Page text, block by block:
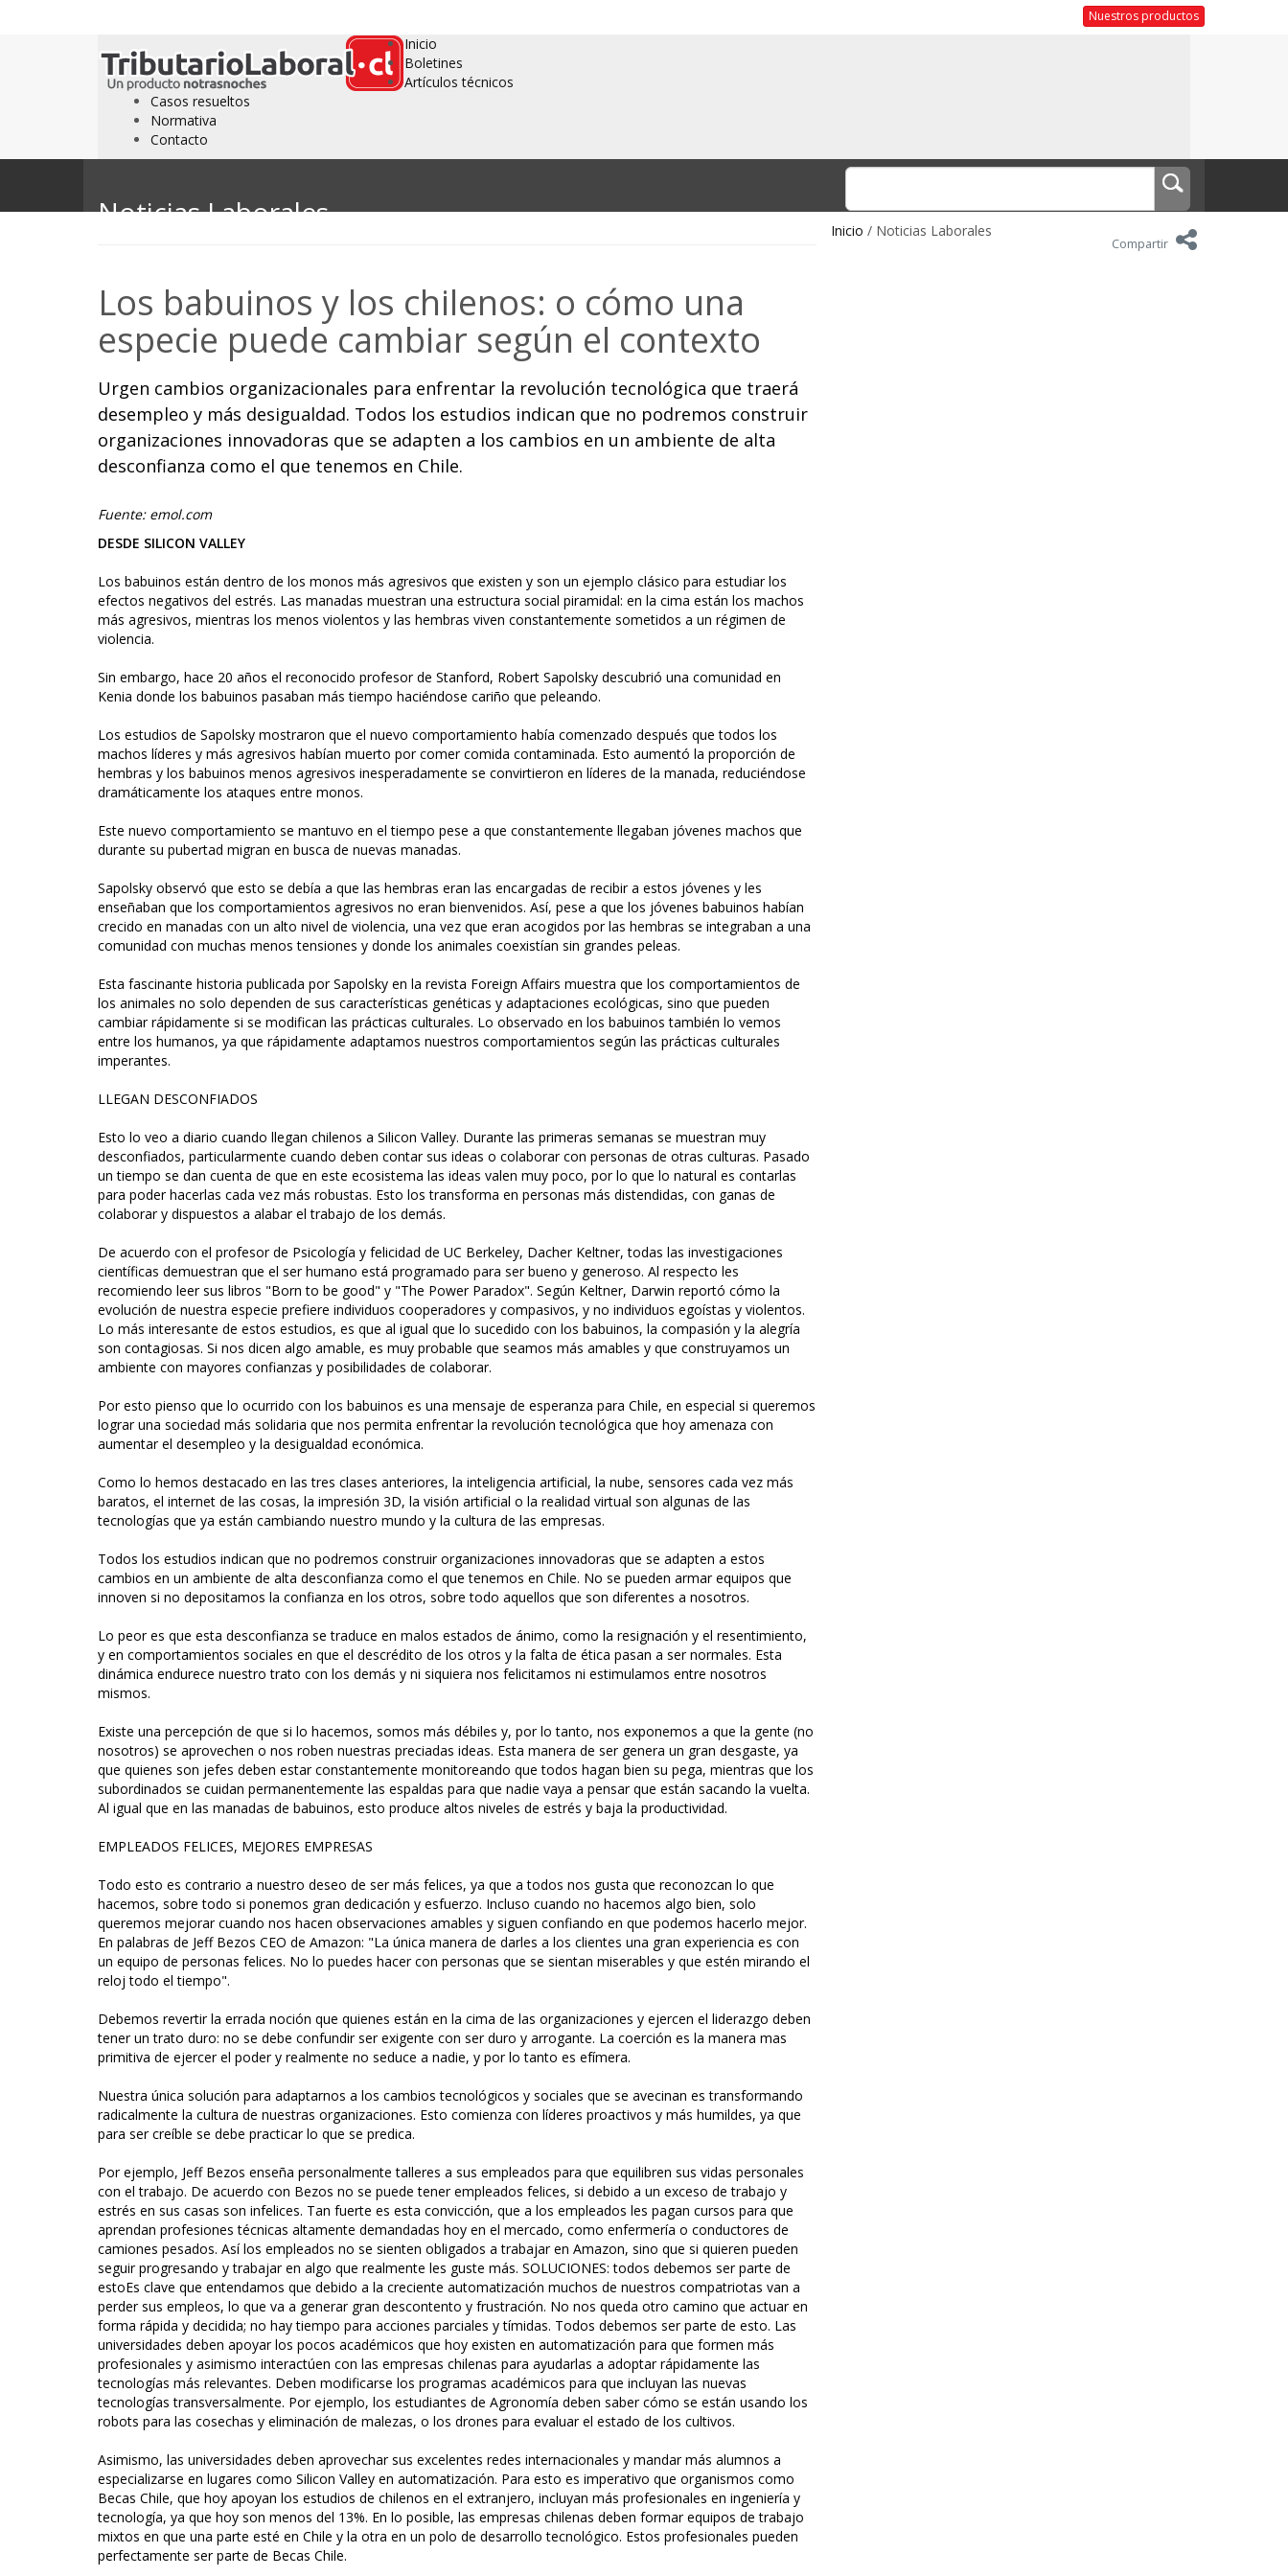
Nuestros productos
Inicio
Boletines
Artículos técnicos
Casos resueltos
Normativa
Contacto
Noticias Laborales
Inicio / Noticias Laborales
Compartir
Los babuinos y los chilenos: o cómo una
especie puede cambiar según el contexto
Urgen cambios organizacionales para enfrentar la revolución tecnológica que traerá
desempleo y más desigualdad. Todos los estudios indican que no podremos construir
organizaciones innovadoras que se adapten a los cambios en un ambiente de alta
desconfianza como el que tenemos en Chile.
Fuente: emol.com
DESDE SILICON VALLEY
Los babuinos están dentro de los monos más agresivos que existen y son un ejemplo clásico para estudiar los
efectos negativos del estrés. Las manadas muestran una estructura social piramidal: en la cima están los machos
más agresivos, mientras los menos violentos y las hembras viven constantemente sometidos a un régimen de
violencia.
Sin embargo, hace 20 años el reconocido profesor de Stanford, Robert Sapolsky descubrió una comunidad en
Kenia donde los babuinos pasaban más tiempo haciéndose cariño que peleando.
Los estudios de Sapolsky mostraron que el nuevo comportamiento había comenzado después que todos los
machos líderes y más agresivos habían muerto por comer comida contaminada. Esto aumentó la proporción de
hembras y los babuinos menos agresivos inesperadamente se convirtieron en líderes de la manada, reduciéndose
dramáticamente los ataques entre monos.
Este nuevo comportamiento se mantuvo en el tiempo pese a que constantemente llegaban jóvenes machos que
durante su pubertad migran en busca de nuevas manadas.
Sapolsky observó que esto se debía a que las hembras eran las encargadas de recibir a estos jóvenes y les
enseñaban que los comportamientos agresivos no eran bienvenidos. Así, pese a que los jóvenes babuinos habían
crecido en manadas con un alto nivel de violencia, una vez que eran acogidos por las hembras se integraban a una
comunidad con muchas menos tensiones y donde los animales coexistían sin grandes peleas.
Esta fascinante historia publicada por Sapolsky en la revista Foreign Affairs muestra que los comportamientos de
los animales no solo dependen de sus características genéticas y adaptaciones ecológicas, sino que pueden
cambiar rápidamente si se modifican las prácticas culturales. Lo observado en los babuinos también lo vemos
entre los humanos, ya que rápidamente adaptamos nuestros comportamientos según las prácticas culturales
imperantes.
LLEGAN DESCONFIADOS
Esto lo veo a diario cuando llegan chilenos a Silicon Valley. Durante las primeras semanas se muestran muy
desconfiados, particularmente cuando deben contar sus ideas o colaborar con personas de otras culturas. Pasado
un tiempo se dan cuenta de que en este ecosistema las ideas valen muy poco, por lo que lo natural es contarlas
para poder hacerlas cada vez más robustas. Esto los transforma en personas más distendidas, con ganas de
colaborar y dispuestos a alabar el trabajo de los demás.
De acuerdo con el profesor de Psicología y felicidad de UC Berkeley, Dacher Keltner, todas las investigaciones
científicas demuestran que el ser humano está programado para ser bueno y generoso. Al respecto les
recomiendo leer sus libros "Born to be good" y "The Power Paradox". Según Keltner, Darwin reportó cómo la
evolución de nuestra especie prefiere individuos cooperadores y compasivos, y no individuos egoístas y violentos.
Lo más interesante de estos estudios, es que al igual que lo sucedido con los babuinos, la compasión y la alegría
son contagiosas. Si nos dicen algo amable, es muy probable que seamos más amables y que construyamos un
ambiente con mayores confianzas y posibilidades de colaborar.
Por esto pienso que lo ocurrido con los babuinos es una mensaje de esperanza para Chile, en especial si queremos
lograr una sociedad más solidaria que nos permita enfrentar la revolución tecnológica que hoy amenaza con
aumentar el desempleo y la desigualdad económica.
Como lo hemos destacado en las tres clases anteriores, la inteligencia artificial, la nube, sensores cada vez más
baratos, el internet de las cosas, la impresión 3D, la visión artificial o la realidad virtual son algunas de las
tecnologías que ya están cambiando nuestro mundo y la cultura de las empresas.
Todos los estudios indican que no podremos construir organizaciones innovadoras que se adapten a estos
cambios en un ambiente de alta desconfianza como el que tenemos en Chile. No se pueden armar equipos que
innoven si no depositamos la confianza en los otros, sobre todo aquellos que son diferentes a nosotros.
Lo peor es que esta desconfianza se traduce en malos estados de ánimo, como la resignación y el resentimiento,
y en comportamientos sociales en que el descrédito de los otros y la falta de ética pasan a ser normales. Esta
dinámica endurece nuestro trato con los demás y ni siquiera nos felicitamos ni estimulamos entre nosotros
mismos.
Existe una percepción de que si lo hacemos, somos más débiles y, por lo tanto, nos exponemos a que la gente (no
nosotros) se aprovechen o nos roben nuestras preciadas ideas. Esta manera de ser genera un gran desgaste, ya
que quienes son jefes deben estar constantemente monitoreando que todos hagan bien su pega, mientras que los
subordinados se cuidan permanentemente las espaldas para que nadie vaya a pensar que están sacando la vuelta.
Al igual que en las manadas de babuinos, esto produce altos niveles de estrés y baja la productividad.
EMPLEADOS FELICES, MEJORES EMPRESAS
Todo esto es contrario a nuestro deseo de ser más felices, ya que a todos nos gusta que reconozcan lo que
hacemos, sobre todo si ponemos gran dedicación y esfuerzo. Incluso cuando no hacemos algo bien, solo
queremos mejorar cuando nos hacen observaciones amables y siguen confiando en que podemos hacerlo mejor.
En palabras de Jeff Bezos CEO de Amazon: "La única manera de darles a los clientes una gran experiencia es con
un equipo de personas felices. No lo puedes hacer con personas que se sientan miserables y que estén mirando el
reloj todo el tiempo".
Debemos revertir la errada noción que quienes están en la cima de las organizaciones y ejercen el liderazgo deben
tener un trato duro: no se debe confundir ser exigente con ser duro y arrogante. La coerción es la manera mas
primitiva de ejercer el poder y realmente no seduce a nadie, y por lo tanto es efímera.
Nuestra única solución para adaptarnos a los cambios tecnológicos y sociales que se avecinan es transformando
radicalmente la cultura de nuestras organizaciones. Esto comienza con líderes proactivos y más humildes, ya que
para ser creíble se debe practicar lo que se predica.
Por ejemplo, Jeff Bezos enseña personalmente talleres a sus empleados para que equilibren sus vidas personales
con el trabajo. De acuerdo con Bezos no se puede tener empleados felices, si debido a un exceso de trabajo y
estrés en sus casas son infelices. Tan fuerte es esta convicción, que a los empleados les pagan cursos para que
aprendan profesiones técnicas altamente demandadas hoy en el mercado, como enfermería o conductores de
camiones pesados. Así los empleados no se sienten obligados a trabajar en Amazon, sino que si quieren pueden
seguir progresando y trabajar en algo que realmente les guste más. SOLUCIONES: todos debemos ser parte de
estoEs clave que entendamos que debido a la creciente automatización muchos de nuestros compatriotas van a
perder sus empleos, lo que va a generar gran descontento y frustración. No nos queda otro camino que actuar en
forma rápida y decidida; no hay tiempo para acciones parciales y tímidas. Todos debemos ser parte de esto. Las
universidades deben apoyar los pocos académicos que hoy existen en automatización para que formen más
profesionales y asimismo interactúen con las empresas chilenas para ayudarlas a adoptar rápidamente las
tecnologías más relevantes. Deben modificarse los programas académicos para que incluyan las nuevas
tecnologías transversalmente. Por ejemplo, los estudiantes de Agronomía deben saber cómo se están usando los
robots para las cosechas y eliminación de malezas, o los drones para evaluar el estado de los cultivos.
Asimismo, las universidades deben aprovechar sus excelentes redes internacionales y mandar más alumnos a
especializarse en lugares como Silicon Valley en automatización. Para esto es imperativo que organismos como
Becas Chile, que hoy apoyan los estudios de chilenos en el extranjero, incluyan más profesionales en ingeniería y
tecnología, ya que hoy son menos del 13%. En lo posible, las empresas chilenas deben formar equipos de trabajo
mixtos en que una parte esté en Chile y la otra en un polo de desarrollo tecnológico. Estos profesionales pueden
perfectamente ser parte de Becas Chile.